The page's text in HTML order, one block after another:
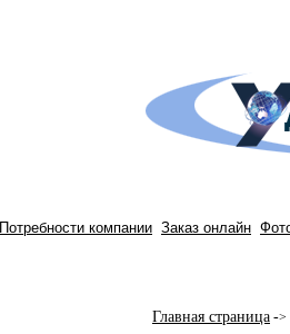
Потребности компании Заказ онлайн
Главная страница ->